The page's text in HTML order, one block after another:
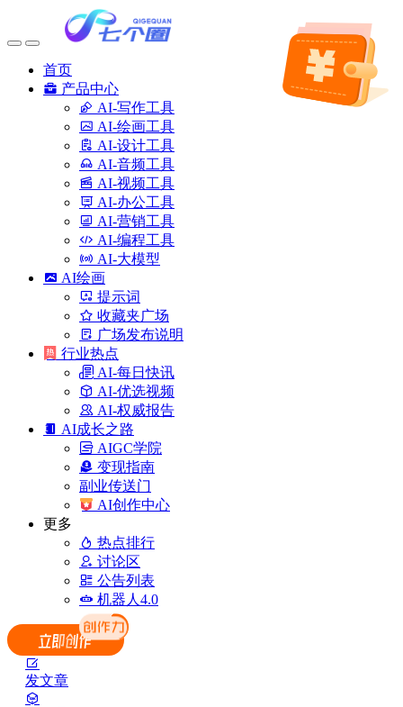
首页
产品中心
AI-写作工具
AI-绘画工具
AI-设计工具
AI-音频工具
AI-视频工具
AI-办公工具
AI-营销工具
AI-编程工具
AI-大模型
AI绘画
提示词
收藏夹广场
广场发布说明
行业热点
AI-每日快讯
AI-优选视频
AI-权威报告
AI成长之路
AIGC学院
变现指南
副业传送门
AI创作中心
更多
热点排行
讨论区
公告列表
机器人4.0
发文章